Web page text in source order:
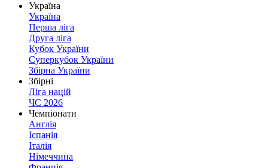
Україна
Україна
Перша ліга
Друга ліга
Кубок України
Суперкубок України
Збірна України
Збірні
Ліга націй
ЧС 2026
Чемпіонати
Англія
Іспанія
Італія
Німеччина